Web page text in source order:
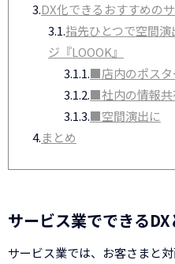
3.DX化できるおすすめの
3.1.指先ひとつで空間
ジ『LOOOK』
3.1.1.■店内のポスタ
3.1.2.■社内の情報共
3.1.3.■空間演出に
4.まとめ
サービス業でできる
サービス業では、お客さまと